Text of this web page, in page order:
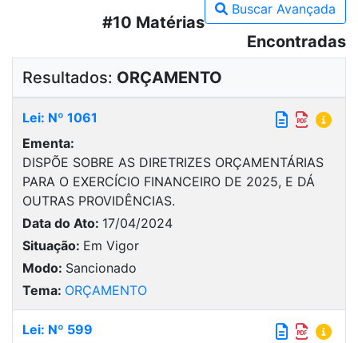
Buscar Avançada
#10 Matérias
Encontradas
Resultados: ORÇAMENTO
Lei: Nº 1061
Ementa:
DISPÕE SOBRE AS DIRETRIZES ORÇAMENTÁRIAS
PARA O EXERCÍCIO FINANCEIRO DE 2025, E DÁ
OUTRAS PROVIDÊNCIAS.
Data do Ato: 17/04/2024
Situação: Em Vigor
Modo: Sancionado
Tema: ORÇAMENTO
Lei: Nº 599